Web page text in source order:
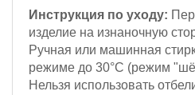
Инструкция по уходу:
изделие на изнаночную
Ручная или машинная
режиме до 30°С (режим
Нельзя использовать